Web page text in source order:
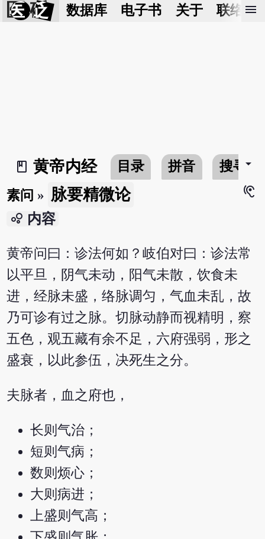
医 砭 数据库 电子书 关于 联络我
menu
book_2
黄帝内经 目录 拼音 搜寻arrow_drop_down
素问 » 脉要精微论
hearing
bubble_chart 内容
黄帝问曰：诊法何如？岐伯对曰：诊法常
以平旦，阴气未动，阳气未散，饮食未
进，经脉未盛，络脉调匀，气血未乱，故
乃可诊有过之脉。切脉动静而视精明，察
五色，观五藏有余不足，六府强弱，形之
盛衰，以此参伍，决死生之分。
夫脉者，血之府也，
长则气治；
短则气病；
数则烦心；
大则病进；
上盛则气高；